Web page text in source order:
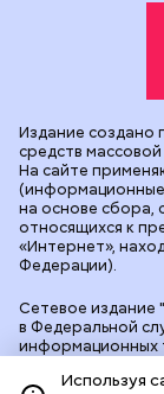
Сетевое издание
в Федеральной
информационных
90524 от
Издание
средств
На сайте
на основе сбора,
относящихся к
«Интернет»,
Федерации).
Используя